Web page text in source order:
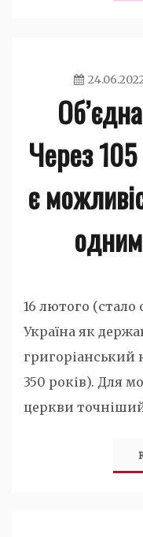
Через 105
є
16 лютого (стало
Україна як
григоріанський
350 років). Для
церкви